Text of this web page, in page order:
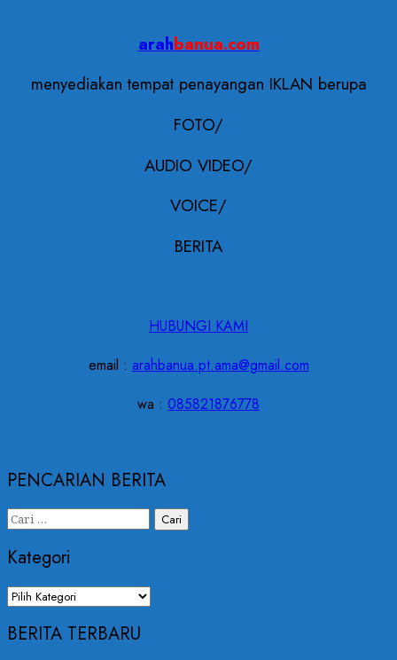
arahbanua.com
menyediakan tempat penayangan IKLAN berupa
FOTO/
AUDIO VIDEO/
VOICE/
BERITA
HUBUNGI KAMI
email : arahbanua.pt.ama@gmail.com
wa : 085821876778
PENCARIAN BERITA
Cari
Kategori
Kategori
BERITA TERBARU